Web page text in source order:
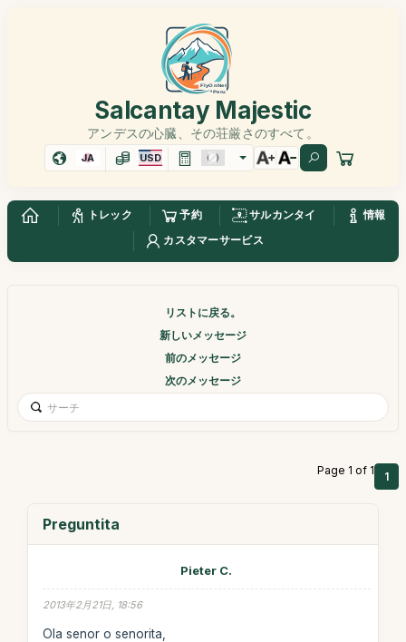
Salcantay Majestic
アンデスの心臓、その荘厳さのすべて。
JA USD
トレック 予約 サルカンタイ
情報
カスタマーサービス
リストに戻る。
新しいメッセージ
前のメッセージ
次のメッセージ
Page 1 of 1 1
Preguntita
Pieter C.
2013年2月21日, 18:56
Ola senor o senorita,